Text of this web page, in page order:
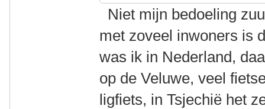
Niet mijn bedoeling
met zoveel inwoners is
was ik in Nederland,
op de Veluwe, veel
ligfiets, in Tsjechië het